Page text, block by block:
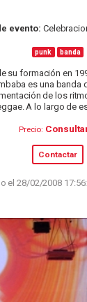
evento:
punk banda
su formación en
es una banda
de los
A lo largo de
Precio:
Contactar
el 28/02/2008